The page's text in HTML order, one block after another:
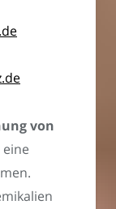
von